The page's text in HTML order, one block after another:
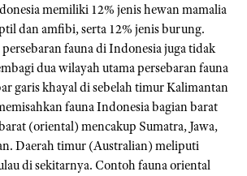
memiliki 12% jenis hewan mamalia
dan amfibi, serta 12% jenis burung.
fauna di Indonesia juga tidak
dua wilayah utama persebaran fauna
garis khayal di sebelah timur Kalimantan
fauna Indonesia bagian barat
(oriental) mencakup Sumatra, Jawa,
Daerah timur (Australian) meliputi
di sekitarnya. Contoh fauna oriental